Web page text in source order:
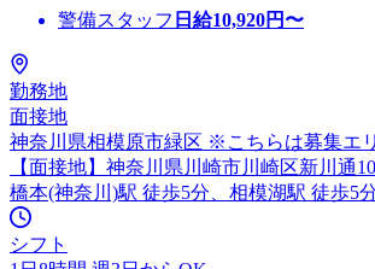
警備スタッフ 日給10,920円〜
勤務地
面接地
神奈川県相模原市緑区 ※こちらは募集エ
【面接地】神奈川県川崎市川崎区新川通
橋本(神奈川)駅 徒歩5分、相模湖駅 徒歩5
シフト